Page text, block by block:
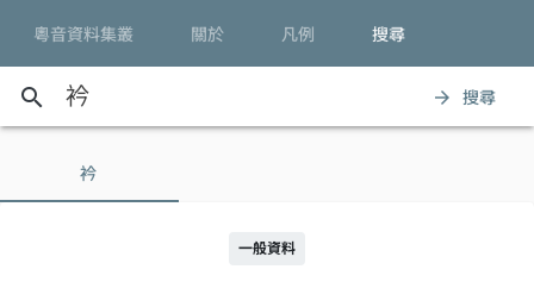
粵音資料集叢 關於 凡例 搜尋
search arrow_forward 搜尋
衿
一般資料